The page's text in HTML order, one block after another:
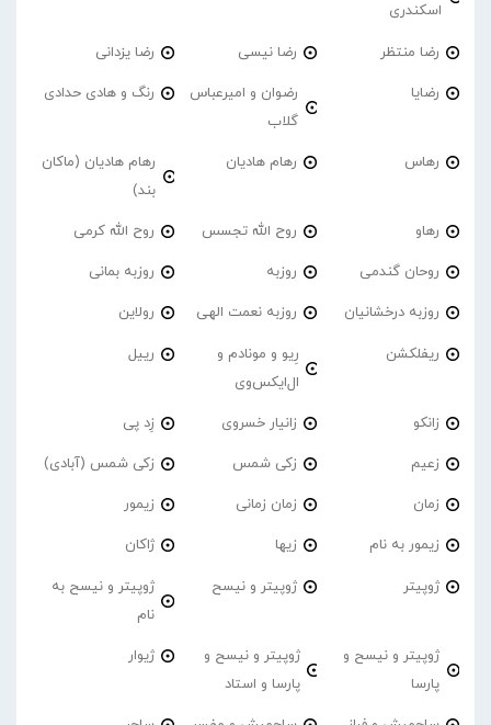
اسکندری
رضا منتظر رضا نیسی رضا یزدانی
رضایا
رضوان و امیرعباس
گلاب
رنگ و هادی حدادی
رهاس رهام هادیان
رهام هادیان (ماکان
بند)
رهاو روح الله تجسس روح الله کرمی
روحان گندمی روزبه روزبه بمانی
روزبه درخشانیان روزبه نعمت الهی رولاین
ریفلکشن
رِیو و مونادم و
ال‌ایکس‌وی
رییل
زانکو زانیار خسروی زِد پی
زعیم زکی شمس زکی شمس (آبادی)
زمان زمان زمانی زیمور
زیمور به نام زیها ژاکان
ژوپیتر ژوپیتر و نیسح
ژوپیتر و نیسح به
نام
ژوپیتر و نیسح و
پارسا
ژوپیتر و نیسح و
پارسا و استاد
ژیوار